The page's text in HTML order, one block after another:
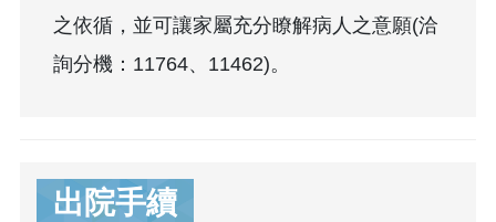
之依循，並可讓家屬充分瞭解病人之意願(洽
詢分機：11764、11462)。
出院手續